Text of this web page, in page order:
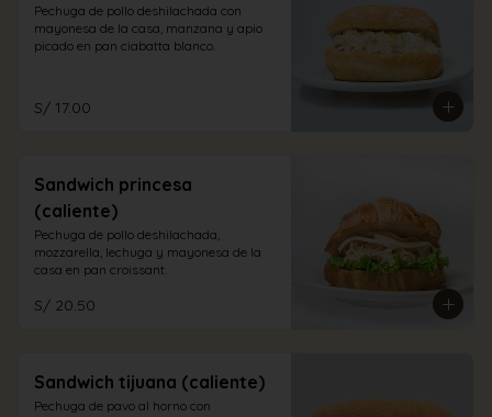
Pechuga de pollo deshilachada con
mayonesa de la casa, manzana y apio
picado en pan ciabatta blanco.
S/ 17.00
Sandwich princesa
(caliente)
Pechuga de pollo deshilachada,
mozzarella, lechuga y mayonesa de la
casa en pan croissant.
S/ 20.50
Sandwich tijuana (caliente)
Pechuga de pavo al horno con